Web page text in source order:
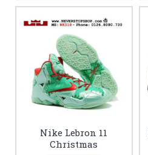
Nike Lebron 11
Christmas